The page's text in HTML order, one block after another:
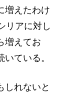
増えたわけ
リアに対し
増えてお
ている。
れないと